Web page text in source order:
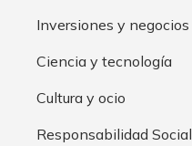
Inversiones y negocios
Ciencia y tecnología
Cultura y ocio
Responsabilidad Social